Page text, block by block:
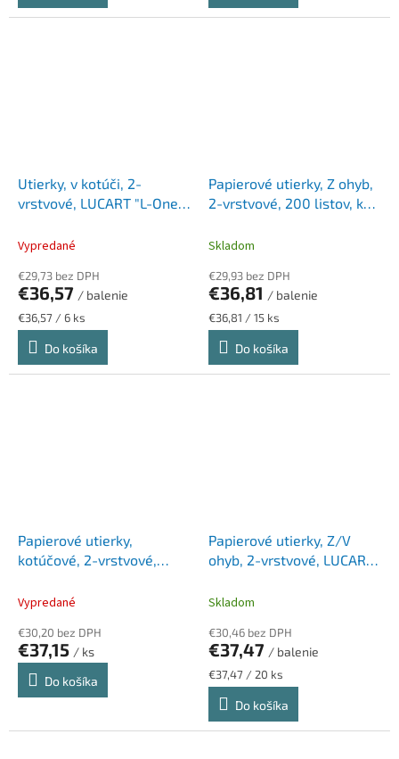
Utierky, v kotúči, 2-
vrstvové, LUCART "L-One
modrá
Vypredané
€29,73 bez DPH
€36,57 / balenie
Jednotková
cena:
€36,57 / 6 ks
Do košíka
Papierové utierky, Z ohyb,
2-vrstvové, 200 listov, k
"Strong", biela
Skladom
€29,93 bez DPH
€36,81 / balenie
Jednotková
cena:
€36,81 / 15 ks
Do košíka
Papierové utierky,
kotúčové, 2-vrstvové,
CF", havana hnedé
Vypredané
€30,20 bez DPH
€37,15 / ks
Do košíka
Papierové utierky, Z/V
ohyb, 2-vrstvové, LUCART
Skladom
€30,46 bez DPH
€37,47 / balenie
Jednotková
cena:
€37,47 / 20 ks
Do košíka